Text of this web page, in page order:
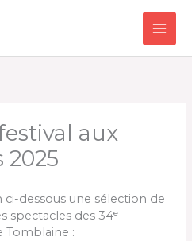
aux
2025
ci-dessous une sélection de
spectacles des 34ᵉ
Tomblaine :